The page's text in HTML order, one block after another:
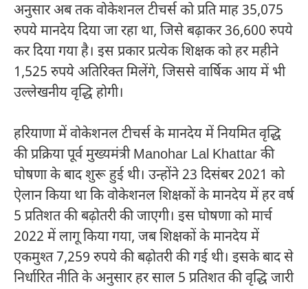
अनुसार अब तक वोकेशनल टीचर्स को प्रति माह 35,075
रुपये मानदेय दिया जा रहा था, जिसे बढ़ाकर 36,600 रुपये
कर दिया गया है। इस प्रकार प्रत्येक शिक्षक को हर महीने
1,525 रुपये अतिरिक्त मिलेंगे, जिससे वार्षिक आय में भी
उल्लेखनीय वृद्धि होगी।
हरियाणा में वोकेशनल टीचर्स के मानदेय में नियमित वृद्धि
की प्रक्रिया पूर्व मुख्यमंत्रीManohar Lal Khattarकी
घोषणा के बाद शुरू हुई थी। उन्होंने 23 दिसंबर 2021 को
ऐलान किया था कि वोकेशनल शिक्षकों के मानदेय में हर वर्ष
5 प्रतिशत की बढ़ोतरी की जाएगी। इस घोषणा को मार्च
2022 में लागू किया गया, जब शिक्षकों के मानदेय में
एकमुश्त 7,259 रुपये की बढ़ोतरी की गई थी। इसके बाद से
निर्धारित नीति के अनुसार हर साल 5 प्रतिशत की वृद्धि जारी